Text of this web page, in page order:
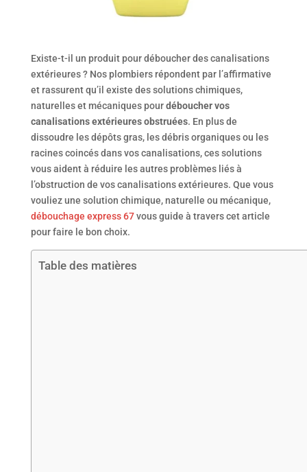
Existe-t-il un produit pour déboucher des canalisations
extérieures ? Nos plombiers répondent par l’affirmative
et rassurent qu’il existe des solutions chimiques,
naturelles et mécaniques pourdéboucher vos
canalisations extérieures obstruées. En plus de
dissoudre les dépôts gras, les débris organiques ou les
racines coincés dans vos canalisations, ces solutions
vous aident à réduire les autres problèmes liés à
l’obstruction de vos canalisations extérieures. Que vous
vouliez une solution chimique, naturelle ou mécanique,
débouchage express 67vous guide à travers cet article
pour faire le bon choix.
Table des matières